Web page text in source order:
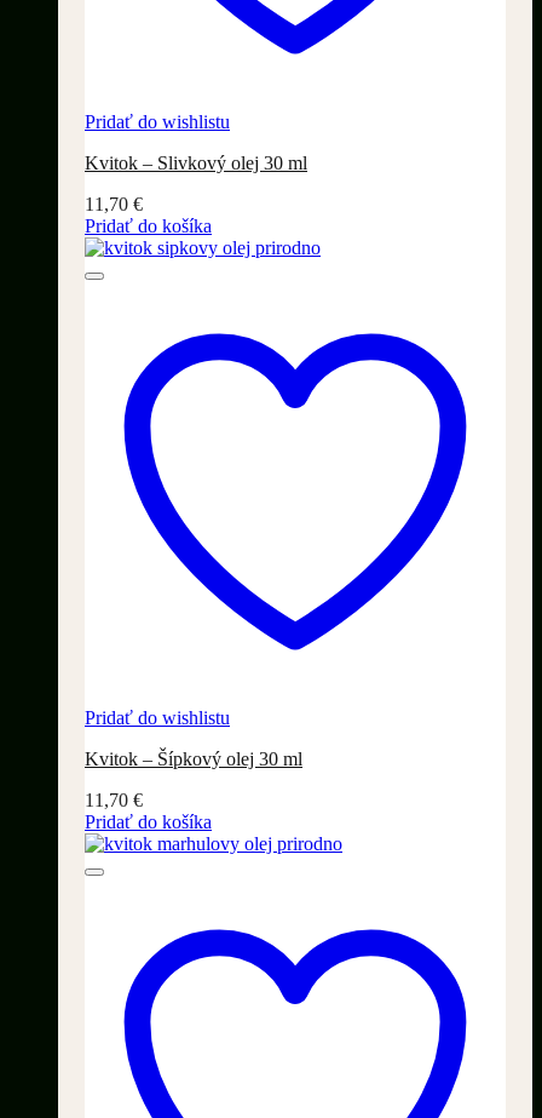
Pridať do wishlistu
Kvitok – Slivkový olej 30 ml
11,70 €
Pridať do košíka
Pridať do wishlistu
Kvitok – Šípkový olej 30 ml
11,70 €
Pridať do košíka